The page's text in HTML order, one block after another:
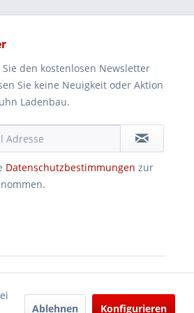
den kostenlosen Newsletter
Sie keine Neuigkeit oder Aktion
Ladenbau.
Datenschutzbestimmungen zur
Ablehnen Konfigurieren